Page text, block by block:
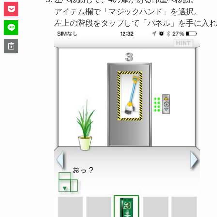
アイテム欄で「マジックハンド」を選択。
左上の階段をタップして「パネル」を手に入